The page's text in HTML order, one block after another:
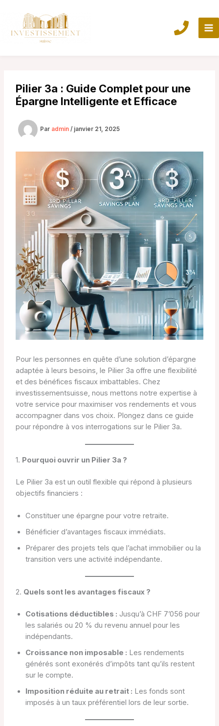
contenu
Pilier 3a : Guide Complet pour une
Épargne Intelligente et Efficace
Par admin / janvier 21, 2025
Pour les personnes en quête d’une solution d’épargne
adaptée à leurs besoins, le Pilier 3a offre une flexibilité
et des bénéfices fiscaux imbattables. Chez
investissementsuisse, nous mettons notre expertise à
votre service pour maximiser vos rendements et vous
accompagner dans vos choix. Plongez dans ce guide
pour répondre à vos interrogations sur le Pilier 3a.
1. Pourquoi ouvrir un Pilier 3a ?
Le Pilier 3a est un outil flexible qui répond à plusieurs
objectifs financiers :
Constituer une épargne pour votre retraite.
Bénéficier d’avantages fiscaux immédiats.
Préparer des projets tels que l’achat immobilier ou la
transition vers une activité indépendante.
2. Quels sont les avantages fiscaux ?
Cotisations déductibles : Jusqu’à CHF 7’056 pour
les salariés ou 20 % du revenu annuel pour les
indépendants.
Croissance non imposable : Les rendements
générés sont exonérés d’impôts tant qu’ils restent
sur le compte.
Imposition réduite au retrait : Les fonds sont
imposés à un taux préférentiel lors de leur sortie.